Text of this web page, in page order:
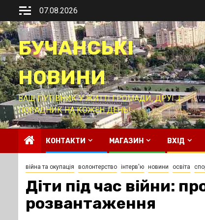
Перейти
вмісту
07.08.2026
БУЧАНСЬКІ
НОВИНИ
ВАШ ПУТІВНИК У ЖИТТІ ГРОМАДИ, ДРУГ І
ПОРАДНИК НА КОЖЕН ДЕНЬ!
КОНТАКТИ МАГАЗИН ВХІД
війна та окупація волонтерство інтерв'ю новини освіта
Діти під час війни:
розвантаження